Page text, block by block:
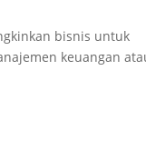
bisnis untuk
keuangan